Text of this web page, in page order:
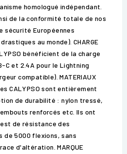
homologué indépendant.
de la conformité totale de nos
sécurité Européennes
au monde). CHARGE
bénéficient de la charge
C et 2.4A pour le Lightning
compatible). MATERIAUX
CALYPSO sont entièrement
de durabilité : nylon tressé,
renforcés etc. Ils ont
de résistance des
de 5000 flexions, sans
d'altération. MARQUE